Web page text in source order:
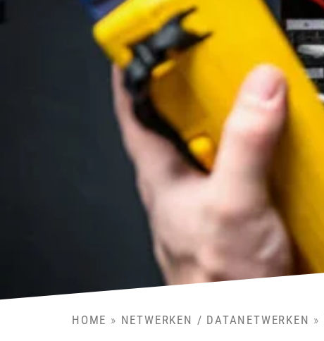
HOME » NETWERKEN / DATANETWERKEN »